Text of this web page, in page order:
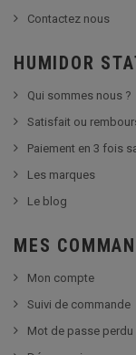
Contactez nous
HUMIDOR
Qui sommes nous ?
Satisfait ou
Paiement en 3 fois
Les marques
Le blog
MES
Mon compte
Suivi de commande
Mot de passe perdu